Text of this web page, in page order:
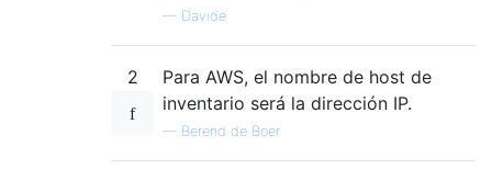
— Davide
2
Para AWS, el nombre de host de
inventario será la dirección IP.
— Berend de Boer